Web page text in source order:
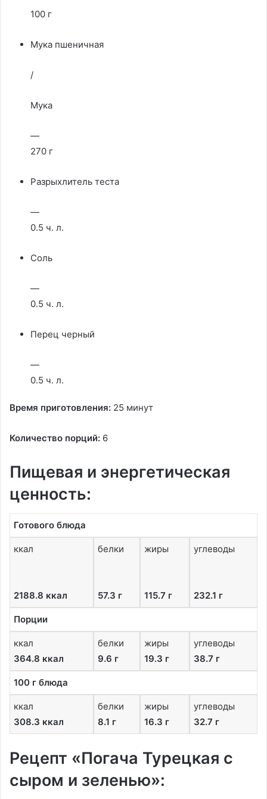
100 г
Мука пшеничная
/
Мука
—
270 г
Разрыхлитель теста
—
0.5 ч. л.
Соль
—
0.5 ч. л.
Перец черный
—
0.5 ч. л.
Время приготовления: 25 минут
Количество порций: 6
Пищевая и энергетическая
ценность:
Готового блюда
ккал
2188.8 ккал
белки
57.3 г
жиры
115.7 г
углеводы
232.1 г
Порции
ккал
364.8 ккал
белки
9.6 г
жиры
19.3 г
углеводы
38.7 г
100 г блюда
ккал
308.3 ккал
белки
8.1 г
жиры
16.3 г
углеводы
32.7 г
Рецепт «Погача Турецкая с
сыром и зеленью»: